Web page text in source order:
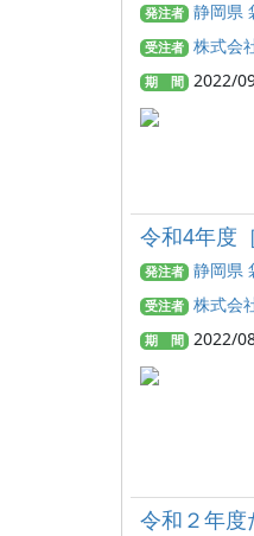
発注者 静岡県
受注者 株式会
期 間 2022/
令和4年度
発注者 静岡県
受注者 株式会
期 間 2022/
令和２年